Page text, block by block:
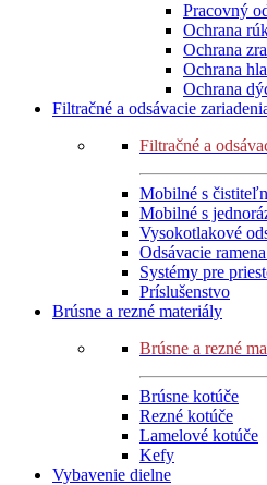
Pracovný
Ochrana
Ochrana
Ochrana
Ochrana
Filtračné a odsávacie
Filtračné a
Mobilné s
Mobilné s
Vysokotlakové
Odsávacie
Systémy pre
Príslušenstvo
Brúsne a rezné materiály
Brúsne a rezné
Brúsne kotúče
Rezné kotúče
Lamelové kotúče
Kefy
Vybavenie dielne